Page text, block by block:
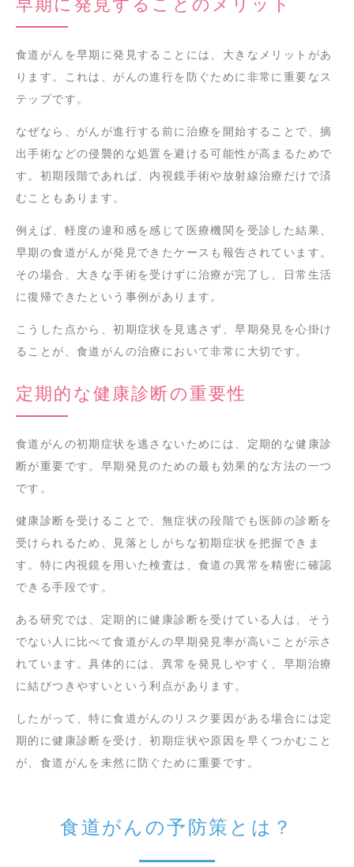
早期に発見することのメリット
食道がんを早期に発見することには、大きなメリットがあ
ります。これは、がんの進行を防ぐために非常に重要なス
テップです。
なぜなら、がんが進行する前に治療を開始することで、摘
出手術などの侵襲的な処置を避ける可能性が高まるためで
す。初期段階であれば、内視鏡手術や放射線治療だけで済
むこともあります。
例えば、軽度の違和感を感じて医療機関を受診した結果、
早期の食道がんが発見できたケースも報告されています。
その場合、大きな手術を受けずに治療が完了し、日常生活
に復帰できたという事例があります。
こうした点から、初期症状を見逃さず、早期発見を心掛け
ることが、食道がんの治療において非常に大切です。
定期的な健康診断の重要性
食道がんの初期症状を逃さないためには、定期的な健康診
断が重要です。早期発見のための最も効果的な方法の一つ
です。
健康診断を受けることで、無症状の段階でも医師の診断を
受けられるため、見落としがちな初期症状を把握できま
す。特に内視鏡を用いた検査は、食道の異常を精密に確認
できる手段です。
ある研究では、定期的に健康診断を受けている人は、そう
でない人に比べて食道がんの早期発見率が高いことが示さ
れています。具体的には、異常を発見しやすく、早期治療
に結びつきやすいという利点があります。
したがって、特に食道がんのリスク要因がある場合には定
期的に健康診断を受け、初期症状や原因を早くつかむこと
が、食道がんを未然に防ぐために重要です。
食道がんの予防策とは？